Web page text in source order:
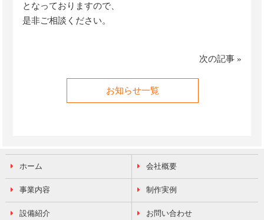
となっておりますので、
是非ご相談ください。
次の記事»
お知らせ一覧
ホーム 会社概要
事業内容 制作実例
設備紹介 お問い合わせ